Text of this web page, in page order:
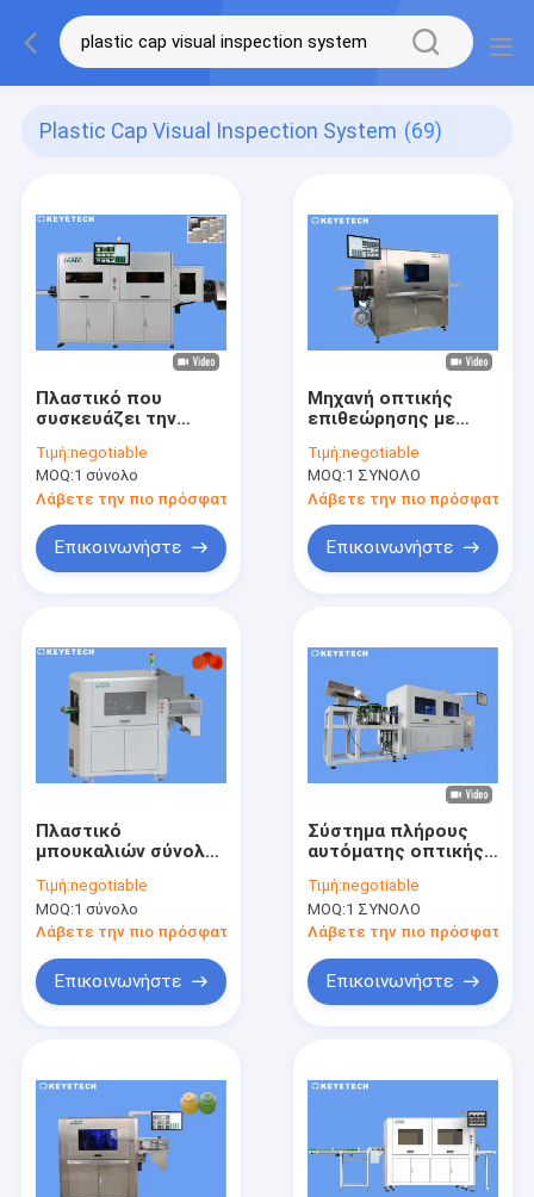
Plastic Cap Visual Inspection System (69)
Πλαστικό που
συσκευάζει την
επιθεώρησης με την
επίδειξη εικόνας
ΚΑΠ μπουκαλιών
Τιμή:negotiable
MOQ:1 σύνολο
Λάβετε την πιο πρόσφατη τιμή
Επικοινωνήστε
Μηχανή οπτικής
επιθεώρησης με
συσκευασία pop-top
closure flip cap
Τιμή:negotiable
MOQ:1 ΣΥΝΟΛΟ
Λάβετε την πιο πρόσφατη
Επικοινωνήστε
Πλαστικό
μπουκαλιών σύνολο
επιθεώρησης
καλυμμάτων οπτικό
οπτικό που
Τιμή:negotiable
MOQ:1 σύνολο
Λάβετε την πιο πρόσφατη τιμή
Επικοινωνήστε
Σύστημα πλήρους
αυτόματης οπτικής
ακανόνιστα
κλεισίματα καπακιών
Τιμή:negotiable
MOQ:1 ΣΥΝΟΛΟ
Λάβετε την πιο πρόσφατη
Επικοινωνήστε